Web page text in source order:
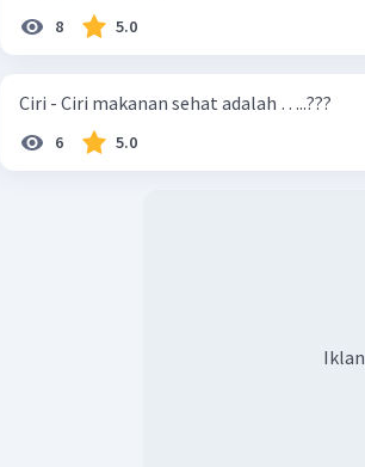
8 5.0
Ciri - Ciri makanan sehat adalah …..???
6 5.0
Iklan